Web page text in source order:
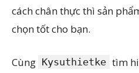
cách chân thực thì sản
chọn tốt cho bạn.
Cùng Kysuthietke tìm